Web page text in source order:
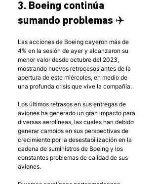
3. Boeing continúa
sumando problemas ✈️
Las acciones de Boeing cayeron más de
4% en la sesión de ayer y alcanzaron su
menor valor desde octubre del 2023,
mostrando nuevos retrocesos antes de la
apertura de este miércoles, en medio de
una profunda crisis que vive la compañía.
Los últimos retrasos en sus entregas de
aviones ha generado un gran impacto para
diversas aerolíneas, las cuales han debido
generar cambios en sus perspectivas de
crecimiento por la desestabilización en la
cadena de suministros de Boeing y los
constantes problemas de calidad de sus
aviones.